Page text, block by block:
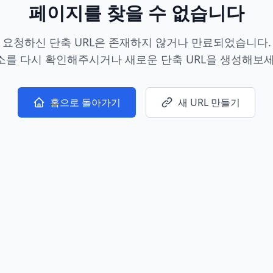
페이지를 찾을 수 없습니다
요청하신 단축 URL은 존재하지 않거나 만료되었습니다.
를 다시 확인해주시거나 새로운 단축 URL을 생성해보
홈으로 돌아가기 새 URL 만들기